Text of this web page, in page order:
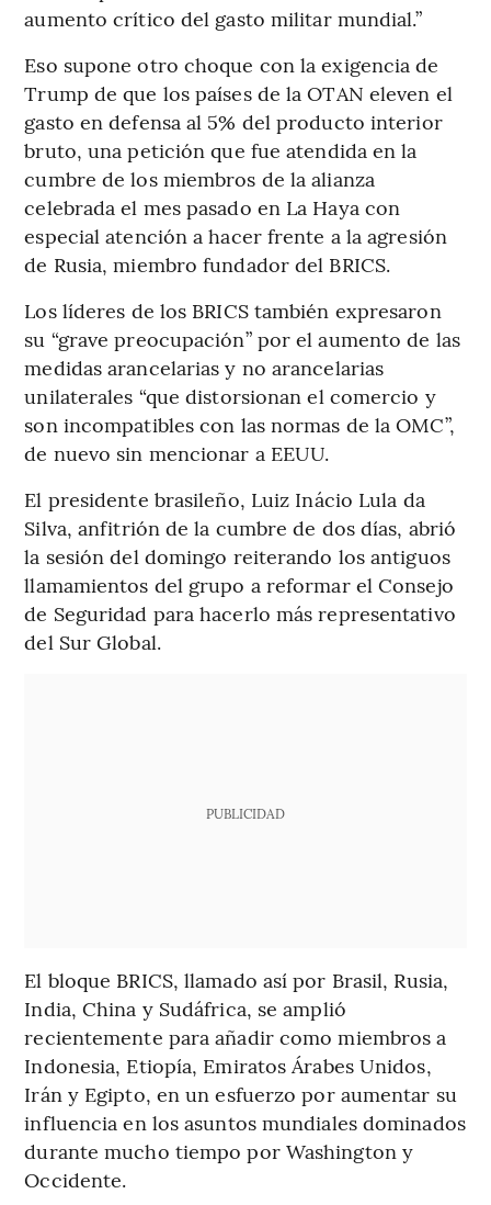
aumento crítico del gasto militar mundial.”
Eso supone otro choque con la exigencia de
Trump de que los países de la OTAN eleven el
gasto en defensa al 5% del producto interior
bruto, una petición que fue atendida en la
cumbre de los miembros de la alianza
celebrada el mes pasado en La Haya con
especial atención a hacer frente a la agresión
de Rusia, miembro fundador del BRICS.
Los líderes de los BRICS también expresaron
su “grave preocupación” por el aumento de las
medidas arancelarias y no arancelarias
unilaterales “que distorsionan el comercio y
son incompatibles con las normas de la OMC”,
de nuevo sin mencionar a EEUU.
El presidente brasileño, Luiz Inácio Lula da
Silva, anfitrión de la cumbre de dos días, abrió
la sesión del domingo reiterando los antiguos
llamamientos del grupo a reformar el Consejo
de Seguridad para hacerlo más representativo
del Sur Global.
PUBLICIDAD
El bloque BRICS, llamado así por Brasil, Rusia,
India, China y Sudáfrica, se amplió
recientemente para añadir como miembros a
Indonesia, Etiopía, Emiratos Árabes Unidos,
Irán y Egipto, en un esfuerzo por aumentar su
influencia en los asuntos mundiales dominados
durante mucho tiempo por Washington y
Occidente.